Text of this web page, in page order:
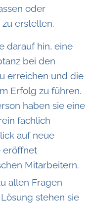
oder
erstellen.
darauf hin, eine
bei den
erreichen und die
Erfolg zu führen.
haben sie eine
fachlich
auf neue
eröffnet
Mitarbeitern.
allen Fragen
stehen sie